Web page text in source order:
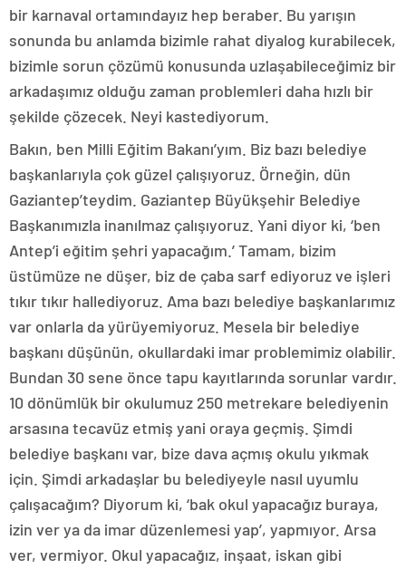
bir karnaval ortamındayız hep beraber. Bu yarışın
sonunda bu anlamda bizimle rahat diyalog kurabilecek,
bizimle sorun çözümü konusunda uzlaşabileceğimiz bir
arkadaşımız olduğu zaman problemleri daha hızlı bir
şekilde çözecek. Neyi kastediyorum.
Bakın, ben Milli Eğitim Bakanı’yım. Biz bazı belediye
başkanlarıyla çok güzel çalışıyoruz. Örneğin, dün
Gaziantep’teydim. Gaziantep Büyükşehir Belediye
Başkanımızla inanılmaz çalışıyoruz. Yani diyor ki, ‘ben
Antep’i eğitim şehri yapacağım.’ Tamam, bizim
üstümüze ne düşer, biz de çaba sarf ediyoruz ve işleri
tıkır tıkır hallediyoruz. Ama bazı belediye başkanlarımız
var onlarla da yürüyemiyoruz. Mesela bir belediye
başkanı düşünün, okullardaki imar problemimiz olabilir.
Bundan 30 sene önce tapu kayıtlarında sorunlar vardır.
10 dönümlük bir okulumuz 250 metrekare belediyenin
arsasına tecavüz etmiş yani oraya geçmiş. Şimdi
belediye başkanı var, bize dava açmış okulu yıkmak
için. Şimdi arkadaşlar bu belediyeyle nasıl uyumlu
çalışacağım? Diyorum ki, ‘bak okul yapacağız buraya,
izin ver ya da imar düzenlemesi yap’, yapmıyor. Arsa
ver, vermiyor. Okul yapacağız, inşaat, iskan gibi